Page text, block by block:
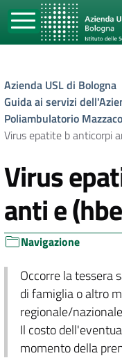
Azienda USL di Bologna
Guida ai servizi
Poliambulatorio
Virus epatite b anticorpi
Virus
anti e
Navigazione
Occorre la tessera
di famiglia o altro
regionale/
Il costo
momento della